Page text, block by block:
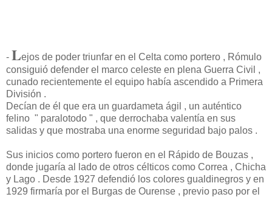
- Lejos de poder triunfar en el Celta como portero , Rómulo
consiguió defender el marco celeste en plena Guerra Civil ,
cunado recientemente el equipo había ascendido a Primera
División .
Decían de él que era un guardameta ágil , un auténtico
felino " paralotodo " , que derrochaba valentía en sus
salidas y que mostraba una enorme seguridad bajo palos .
Sus inicios como portero fueron en el Rápido de Bouzas ,
donde jugaría al lado de otros célticos como Correa , Chicha
y Lago . Desde 1927 defendió los colores gualdinegros y en
1929 firmaría por el Burgas de Ourense , previo paso por el